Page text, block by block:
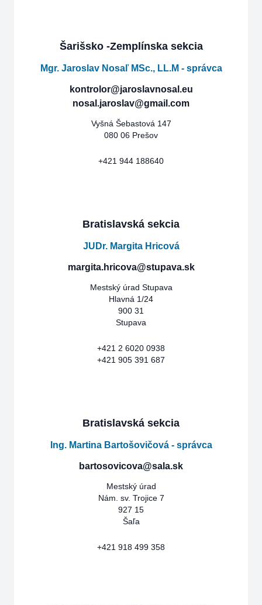
Šarišsko -Zemplínska sekcia
Mgr. Jaroslav Nosaľ MSc., LL.M - správca
kontrolor@jaroslavnosal.eu
nosal.jaroslav@gmail.com
Vyšná Šebastová 147
080 06 Prešov
+421 944 188640
Bratislavská sekcia
JUDr. Margita Hricová
margita.hricova@stupava.sk
Mestský úrad Stupava
Hlavná 1/24
900 31
Stupava
+421 2 6020 0938
+421 905 391 687
Bratislavská sekcia
Ing. Martina Bartošovičová - správca
bartosovicova@sala.sk
Mestský úrad
Nám. sv. Trojice 7
927 15
Šaľa
+421 918 499 358